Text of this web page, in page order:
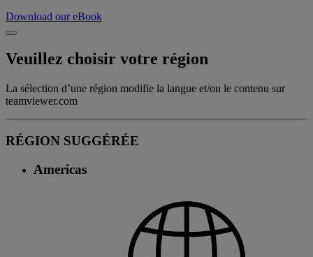
Download our eBook
Veuillez choisir votre région
La sélection d’une région modifie la langue et/ou le contenu sur
teamviewer.com
RÉGION SUGGÉRÉE
Americas